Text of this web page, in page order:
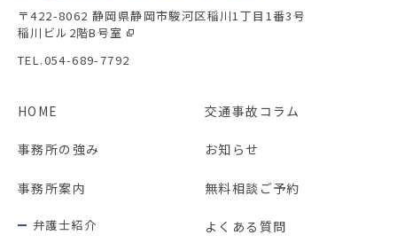
〒422-8062 静岡県静岡市駿河区稲川1丁目1番3号
稲川ビル2階B号室
TEL.054-689-7792
HOME
事務所の強み
事務所案内
弁護士紹介
交通事故コラム
お知らせ
無料相談ご予約
よくある質問